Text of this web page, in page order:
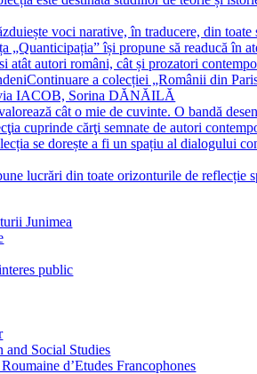
voci narative, în traducere, din
„Quanticipația” își propune să readucă în
atât autori români, cât și prozatori
Continuare a colecției „Românii din
IACOB, Sorina DĂNĂILĂ
cât o mie de cuvinte. O bandă
cuprinde cărţi semnate de autori
se dorește a fi un spațiu al dialogului
lucrări din toate orizonturile de
Junimea
public
and Social Studies
d’Etudes Francophones